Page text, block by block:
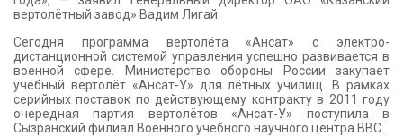
вертолётный завод» Вадим Лигай.
Сегодня программа вертолёта «Ансат» с электро-
дистанционной системой управления успешно развивается в
военной сфере. Министерство обороны России закупает
учебный вертолёт «Ансат-У» для лётных училищ. В рамках
серийных поставок по действующему контракту в 2011 году
очередная партия вертолётов «Ансат-У» поступила в
Сызранский филиал Военного учебного научного центра ВВС.